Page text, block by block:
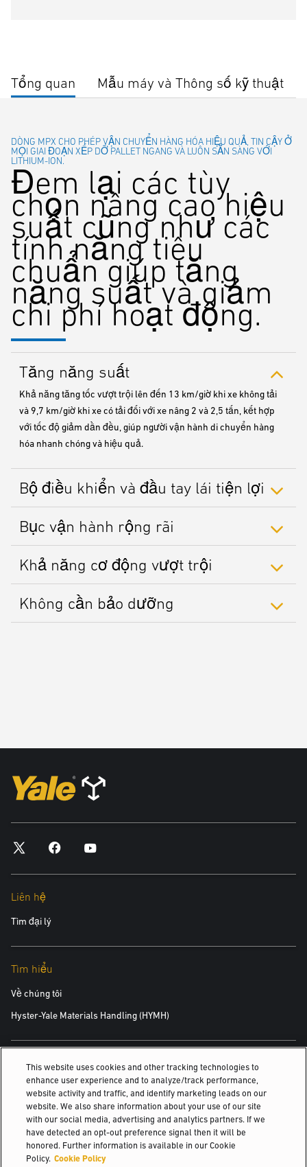
Tổng quan Mẫu máy và Thông số kỹ thuật
DÒNG MPX CHO PHÉP VẬN CHUYỂN HÀNG HÓA HIỆU QUẢ, TIN CẬY Ở
MỌI GIAI ĐOẠN XẾP DỠ PALLET NGANG VÀ LUÔN SẴN SÀNG VỚI
LITHIUM-ION.
Đem lại các tùy
chọn nâng cao hiệu
suất cũng như các
tính năng tiêu
chuẩn giúp tăng
năng suất và giảm
chi phí hoạt động.
Tăng năng suất
Khả năng tăng tốc vượt trội lên đến 13 km/giờ khi xe không tải
và 9,7 km/giờ khi xe có tải đối với xe nâng 2 và 2,5 tấn, kết hợp
với tốc độ giảm dần đều, giúp người vận hành di chuyển hàng
hóa nhanh chóng và hiệu quả.
Bộ điều khiển và đầu tay lái tiện lợi
Bục vận hành rộng rãi
Khả năng cơ động vượt trội
Không cần bảo dưỡng
Liên hệ
Tìm đại lý
Tìm hiểu
Về chúng tôi
Hyster-Yale Materials Handling (HYMH)
Việc làm
Việc làm
© 2026 Hyster-Yale Materials Handling, Inc., all rights reserved.
This website uses cookies and other tracking technologies to
enhance user experience and to analyze/track performance,
website activity and traffic, and identify marketing leads on our
website. We also share information about your use of our site
with our social media, advertising and analytics partners. If we
have detected an opt-out preference signal then it will be
honored. Further information is available in our Cookie
Policy. Cookie Policy